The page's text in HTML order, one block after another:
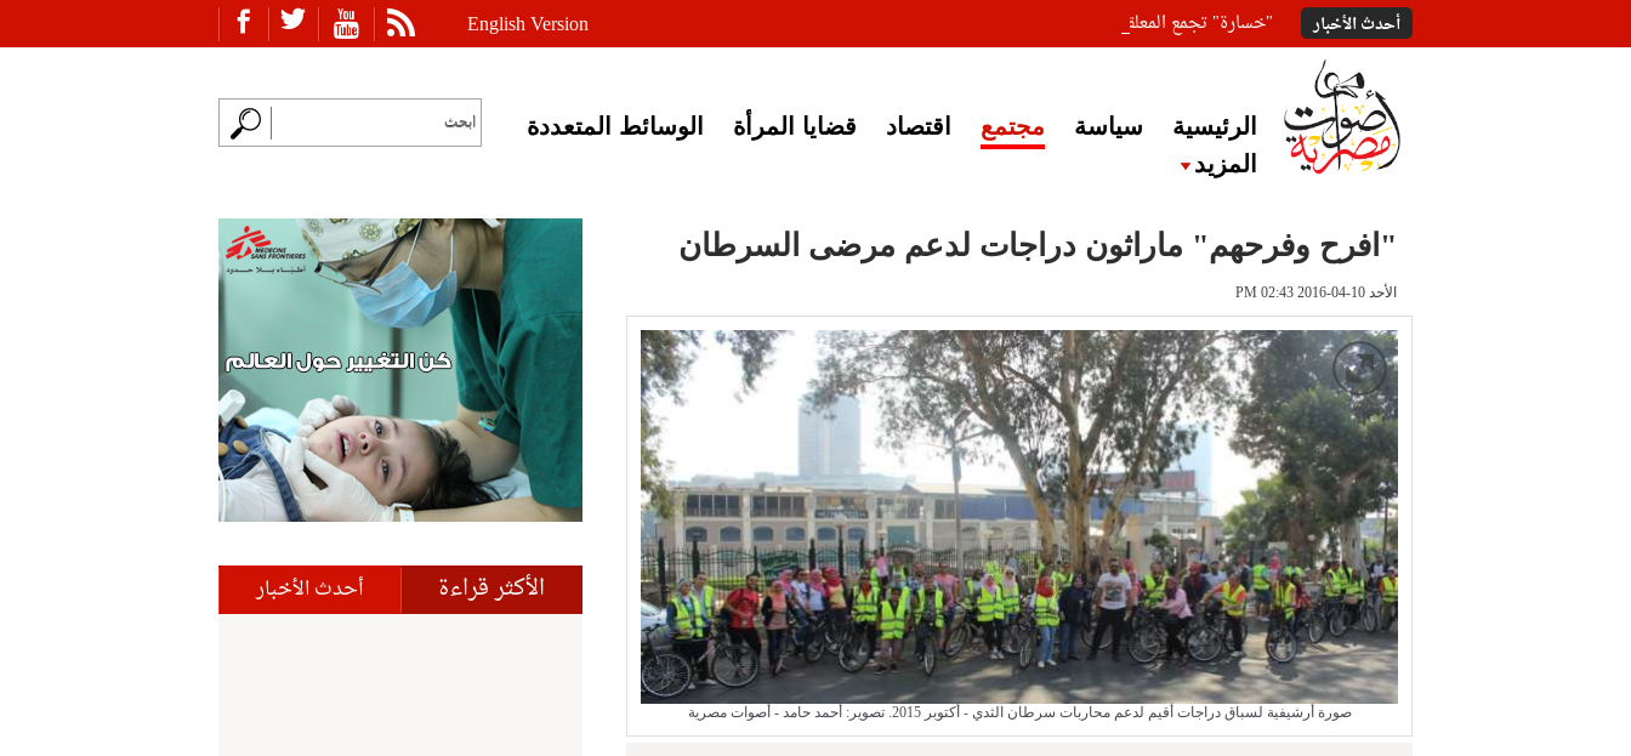
English Version أحدث الأخبار "خسارة" تجمع المعلقين على خبر إغلاق أصوات مصرية
الرئيسية سياسة مجتمع اقتصاد قضايا المرأة
الوسائط المتعددة
المزيد
"افرح وفرحهم" ماراثون دراجات لدعم مرضى السرطان
الأحد 10-04-2016 PM 02:43
صورة أرشيفية لسباق دراجات أقيم لدعم محاربات سرطان الثدي - أكتوبر 2015. تصوير: أحمد حامد - أصوات مصرية
الأكثر قراءة أحدث الأخبار